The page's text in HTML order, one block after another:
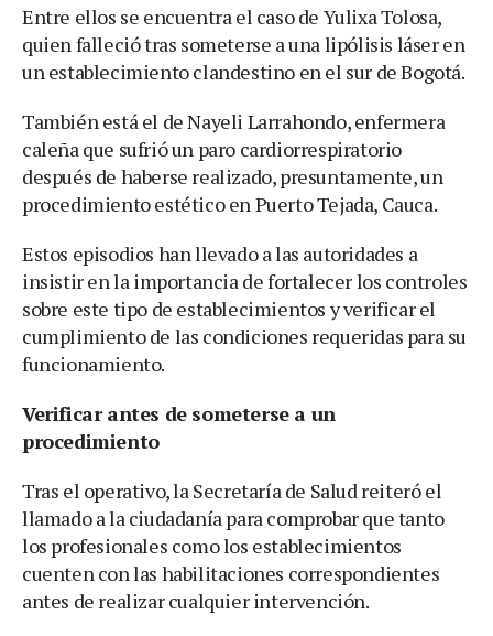
Entre ellos se encuentra el caso de Yulixa Tolosa,
quien falleció tras someterse a una lipólisis láser en
un establecimiento clandestino en el sur de Bogotá.
También está el de Nayeli Larrahondo, enfermera
caleña que sufrió un paro cardiorrespiratorio
después de haberse realizado, presuntamente, un
procedimiento estético en Puerto Tejada, Cauca.
Estos episodios han llevado a las autoridades a
insistir en la importancia de fortalecer los controles
sobre este tipo de establecimientos y verificar el
cumplimiento de las condiciones requeridas para su
funcionamiento.
Verificar antes de someterse a un
procedimiento
Tras el operativo, la Secretaría de Salud reiteró el
llamado a la ciudadanía para comprobar que tanto
los profesionales como los establecimientos
cuenten con las habilitaciones correspondientes
antes de realizar cualquier intervención.